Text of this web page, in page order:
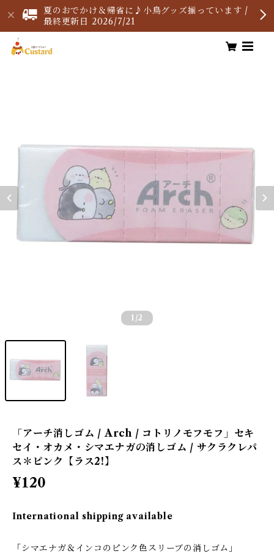
夏のおでかけ＆帰省に♪小鳥グッズ揃っています /
最終更新日 2026/7/21
1 /2
「アーチ消しゴム / Arch / コトリノモフモフ」セキ
セイ・オカメ・シマエナガの消しゴム / サクラクレパ
ス＊ピンク【ラス2!】
¥120
International shipping available
「シマエナガ＆インコのピンク色スリーブの消しゴム」